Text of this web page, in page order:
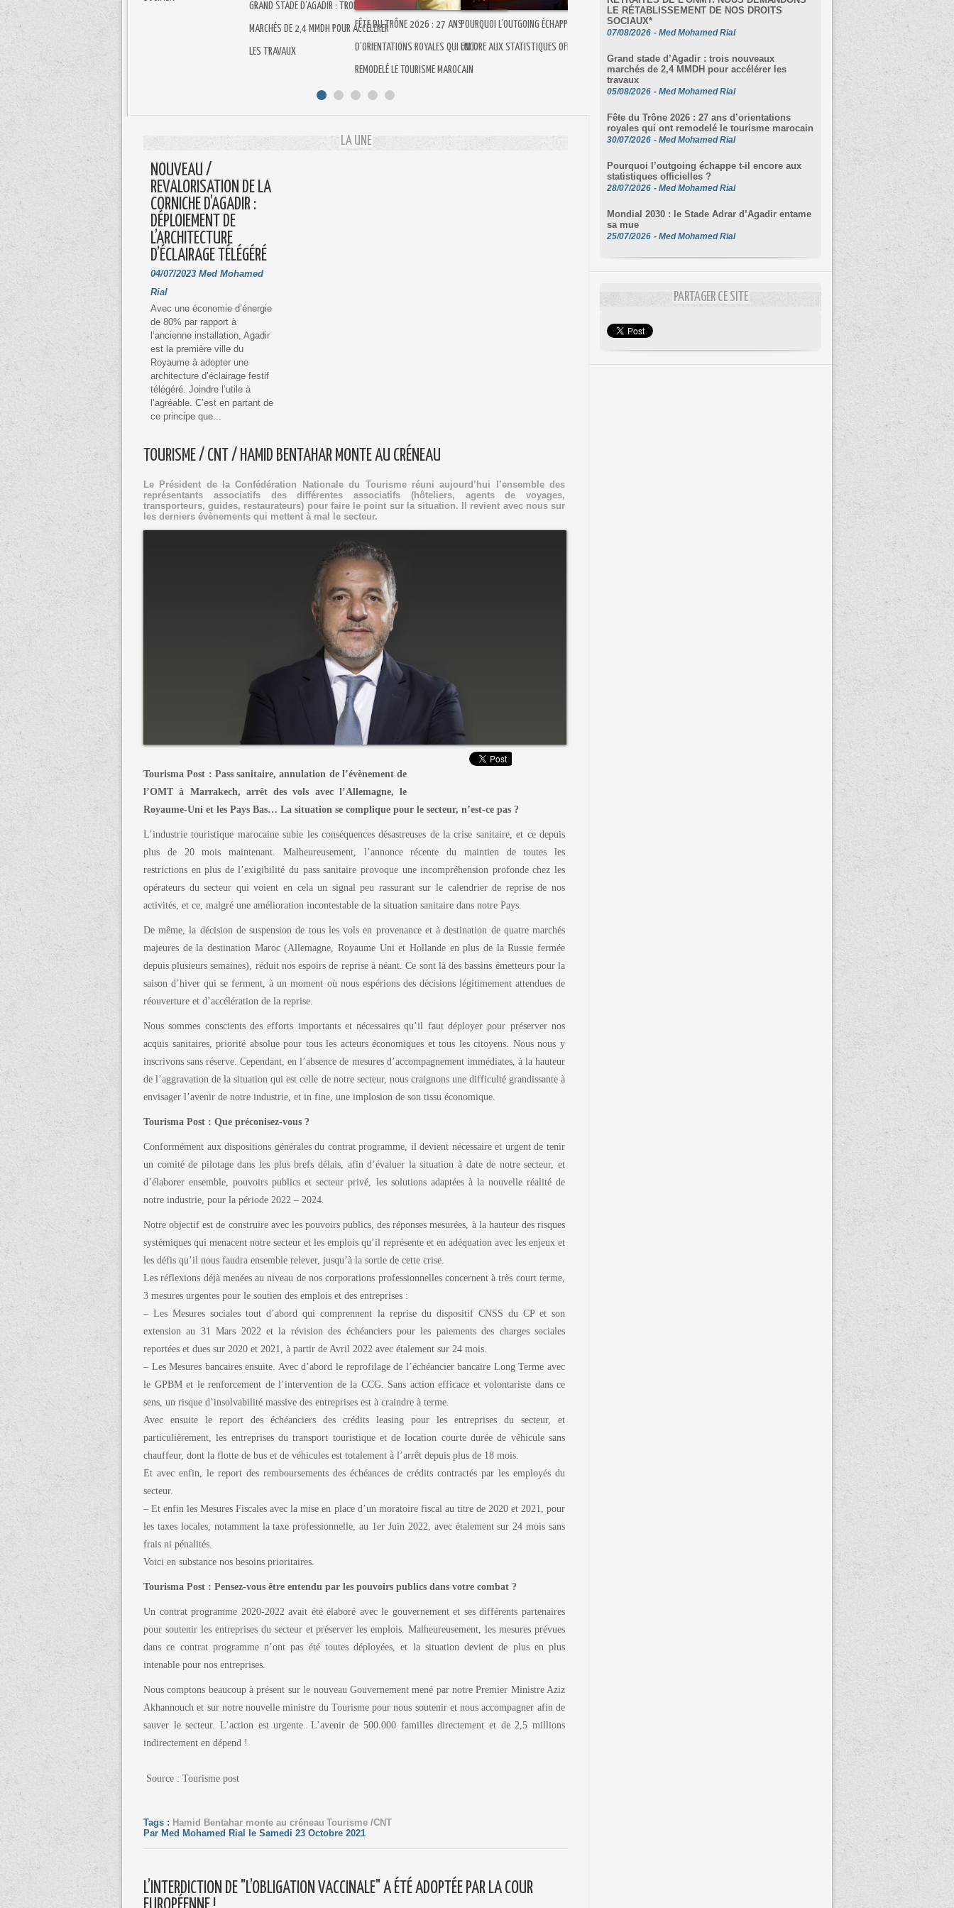
GRAND STADE D’AGADIR : TROIS NOUVEAUX
MARCHÉS DE 2,4 MMDH POUR ACCÉLÉRER
LES TRAVAUX
FÊTE DU TRÔNE 2026 : 27 ANS
D’ORIENTATIONS ROYALES QUI ONT
REMODELÉ LE TOURISME MAROCAIN
POURQUOI L’OUTGOING ÉCHAPPE T-IL
ENCORE AUX STATISTIQUES OFFICIELLES ?
MONDIAL 2030 : LE STADE ADRAR D’AGADIR
LA UNE
NOUVEAU /
REVALORISATION DE LA
CORNICHE D’AGADIR :
DÉPLOIEMENT DE
L’ARCHITECTURE
D’ÉCLAIRAGE TÉLÉGÉRÉ
04/07/2023 Med Mohamed
Rial
Avec une économie d’énergie
de 80% par rapport à
l’ancienne installation, Agadir
est la première ville du
Royaume à adopter une
architecture d’éclairage festif
télégéré. Joindre l’utile à
l’agréable. C’est en partant de
ce principe que...
TOURISME / CNT / HAMID BENTAHAR MONTE AU CRÉNEAU
Le Président de la Confédération Nationale du Tourisme réuni aujourd’hui l’ensemble des
représentants associatifs des différentes associatifs (hôteliers, agents de voyages,
transporteurs, guides, restaurateurs) pour faire le point sur la situation. Il revient avec nous sur
les derniers évènements qui mettent à mal le secteur.
Tourisma Post : Pass sanitaire, annulation de l’évènement de
l’OMT à Marrakech, arrêt des vols avec l’Allemagne, le
Royaume-Uni et les Pays Bas… La situation se complique pour le secteur, n’est-ce pas ?
L’industrie touristique marocaine subie les conséquences désastreuses de la crise sanitaire, et ce depuis
plus de 20 mois maintenant. Malheureusement, l’annonce récente du maintien de toutes les
restrictions en plus de l’exigibilité du pass sanitaire provoque une incompréhension profonde chez les
opérateurs du secteur qui voient en cela un signal peu rassurant sur le calendrier de reprise de nos
activités, et ce, malgré une amélioration incontestable de la situation sanitaire dans notre Pays.
De même, la décision de suspension de tous les vols en provenance et à destination de quatre marchés
majeures de la destination Maroc (Allemagne, Royaume Uni et Hollande en plus de la Russie fermée
depuis plusieurs semaines), réduit nos espoirs de reprise à néant. Ce sont là des bassins émetteurs pour la
saison d’hiver qui se ferment, à un moment où nous espérions des décisions légitimement attendues de
réouverture et d’accélération de la reprise.
Nous sommes conscients des efforts importants et nécessaires qu’il faut déployer pour préserver nos
acquis sanitaires, priorité absolue pour tous les acteurs économiques et tous les citoyens. Nous nous y
inscrivons sans réserve. Cependant, en l’absence de mesures d’accompagnement immédiates, à la hauteur
de l’aggravation de la situation qui est celle de notre secteur, nous craignons une difficulté grandissante à
envisager l’avenir de notre industrie, et in fine, une implosion de son tissu économique.
Tourisma Post : Que préconisez-vous ?
Conformément aux dispositions générales du contrat programme, il devient nécessaire et urgent de tenir
un comité de pilotage dans les plus brefs délais, afin d’évaluer la situation à date de notre secteur, et
d’élaborer ensemble, pouvoirs publics et secteur privé, les solutions adaptées à la nouvelle réalité de
notre industrie, pour la période 2022 – 2024.
Notre objectif est de construire avec les pouvoirs publics, des réponses mesurées, à la hauteur des risques
systémiques qui menacent notre secteur et les emplois qu’il représente et en adéquation avec les enjeux et
les défis qu’il nous faudra ensemble relever, jusqu’à la sortie de cette crise.
Les réflexions déjà menées au niveau de nos corporations professionnelles concernent à très court terme,
3 mesures urgentes pour le soutien des emplois et des entreprises :
– Les Mesures sociales tout d’abord qui comprennent la reprise du dispositif CNSS du CP et son
extension au 31 Mars 2022 et la révision des échéanciers pour les paiements des charges sociales
reportées et dues sur 2020 et 2021, à partir de Avril 2022 avec étalement sur 24 mois.
– Les Mesures bancaires ensuite. Avec d’abord le reprofilage de l’échéancier bancaire Long Terme avec
le GPBM et le renforcement de l’intervention de la CCG. Sans action efficace et volontariste dans ce
sens, un risque d’insolvabilité massive des entreprises est à craindre à terme.
Avec ensuite le report des échéanciers des crédits leasing pour les entreprises du secteur, et
particulièrement, les entreprises du transport touristique et de location courte durée de véhicule sans
chauffeur, dont la flotte de bus et de véhicules est totalement à l’arrêt depuis plus de 18 mois.
Et avec enfin, le report des remboursements des échéances de crédits contractés par les employés du
secteur.
– Et enfin les Mesures Fiscales avec la mise en place d’un moratoire fiscal au titre de 2020 et 2021, pour
les taxes locales, notamment la taxe professionnelle, au 1er Juin 2022, avec étalement sur 24 mois sans
frais ni pénalités.
Voici en substance nos besoins prioritaires.
Tourisma Post : Pensez-vous être entendu par les pouvoirs publics dans votre combat ?
Un contrat programme 2020-2022 avait été élaboré avec le gouvernement et ses différents partenaires
pour soutenir les entreprises du secteur et préserver les emplois. Malheureusement, les mesures prévues
dans ce contrat programme n’ont pas été toutes déployées, et la situation devient de plus en plus
intenable pour nos entreprises.
Nous comptons beaucoup à présent sur le nouveau Gouvernement mené par notre Premier Ministre Aziz
Akhannouch et sur notre nouvelle ministre du Tourisme pour nous soutenir et nous accompagner afin de
sauver le secteur. L’action est urgente. L’avenir de 500.000 familles directement et de 2,5 millions
indirectement en dépend !
Source : Tourisme post
Tags : Hamid Bentahar monte au créneau Tourisme /CNT
Par Med Mohamed Rial le Samedi 23 Octobre 2021
L’INTERDICTION DE "L’OBLIGATION VACCINALE" A ÉTÉ ADOPTÉE PAR LA COUR
LE RÉTABLISSEMENT DE NOS DROITS
SOCIAUX*
07/08/2026 - Med Mohamed Rial
Grand stade d’Agadir : trois nouveaux
marchés de 2,4 MMDH pour accélérer les
travaux
05/08/2026 - Med Mohamed Rial
Fête du Trône 2026 : 27 ans d’orientations
royales qui ont remodelé le tourisme marocain
30/07/2026 - Med Mohamed Rial
Pourquoi l’outgoing échappe t-il encore aux
statistiques officielles ?
28/07/2026 - Med Mohamed Rial
Mondial 2030 : le Stade Adrar d’Agadir entame
sa mue
25/07/2026 - Med Mohamed Rial
PARTAGER CE SITE